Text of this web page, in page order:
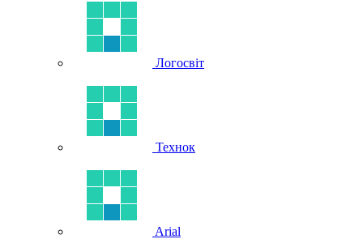
Логосвіт
Технок
Arial